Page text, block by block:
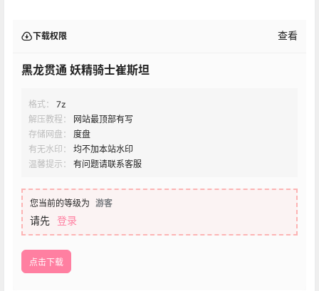
下载权限 查看
黑龙贯通 妖精骑士崔斯坦
格式：
7z
解压教程：
网站最顶部有写
存储网盘：
度盘
有无水印：
均不加本站水印
温馨提示：
有问题请联系客服
您当前的等级为 游客
请先 登录
点击下载